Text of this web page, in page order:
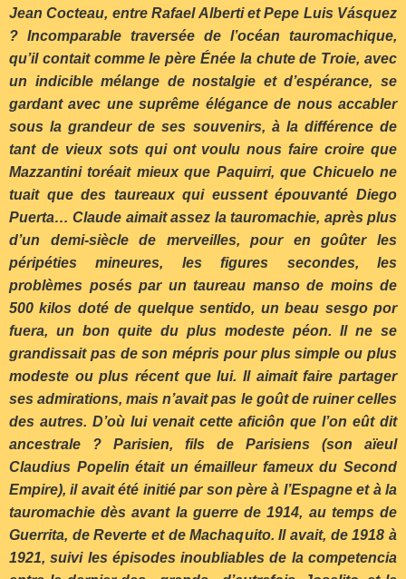
Jean Cocteau, entre Rafael Alberti et Pepe Luis Vásquez
? Incomparable traversée de l’océan tauromachique,
qu’il contait comme le père Énée la chute de Troie, avec
un indicible mélange de nostalgie et d’espérance, se
gardant avec une suprême élégance de nous accabler
sous la grandeur de ses souvenirs, à la différence de
tant de vieux sots qui ont voulu nous faire croire que
Mazzantini toréait mieux que Paquirri, que Chicuelo ne
tuait que des taureaux qui eussent épouvanté Diego
Puerta… Claude aimait assez la tauromachie, après plus
d’un demi-siècle de merveilles, pour en goûter les
péripéties mineures, les figures secondes, les
problèmes posés par un taureau manso de moins de
500 kilos doté de quelque sentido, un beau sesgo por
fuera, un bon quite du plus modeste péon. Il ne se
grandissait pas de son mépris pour plus simple ou plus
modeste ou plus récent que lui. Il aimait faire partager
ses admirations, mais n’avait pas le goût de ruiner celles
des autres. D’où lui venait cette aficiôn que l’on eût dit
ancestrale ? Parisien, fils de Parisiens (son aïeul
Claudius Popelin était un émailleur fameux du Second
Empire), il avait été initié par son père à l’Espagne et à la
tauromachie dès avant la guerre de 1914, au temps de
Guerrita, de Reverte et de Machaquito. Il avait, de 1918 à
1921, suivi les épisodes inoubliables de la competencia